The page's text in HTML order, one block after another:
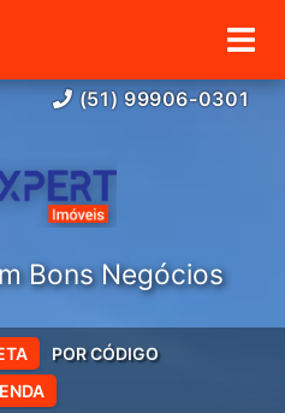
(51) 99906-0301
Bons Negócios
POR CÓDIGO